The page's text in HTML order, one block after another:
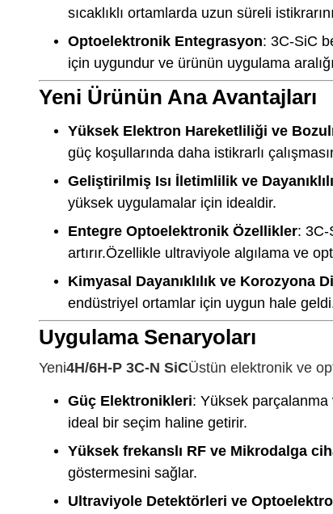
sıcaklıklı ortamlarda uzun süreli
Optoelektronik Entegrasyon: 3C-SiC
için uygundur ve ürünün uygulama
Yeni Ürünün Ana Avantajları
Yüksek Elektron Hareketliliği ve
güç koşullarında daha istikrarlı
Geliştirilmiş Isı İletimlilik ve
yüksek uygulamalar için idealdir.
Entegre Optoelektronik Özellikler: 3C-
artırır.Özellikle ultraviyole algılama ve
Kimyasal Dayanıklılık ve Korozyona
endüstriyel ortamlar için uygun hale
Uygulama Senaryoları
Yeni4H/6H-P 3C-N SiCÜstün elektronik ve
Güç Elektronikleri: Yüksek parçalanma
ideal bir seçim haline getirir.
Yüksek frekanslı RF ve Mikrodalga
göstermesini sağlar.
Ultraviyole Detektörleri ve